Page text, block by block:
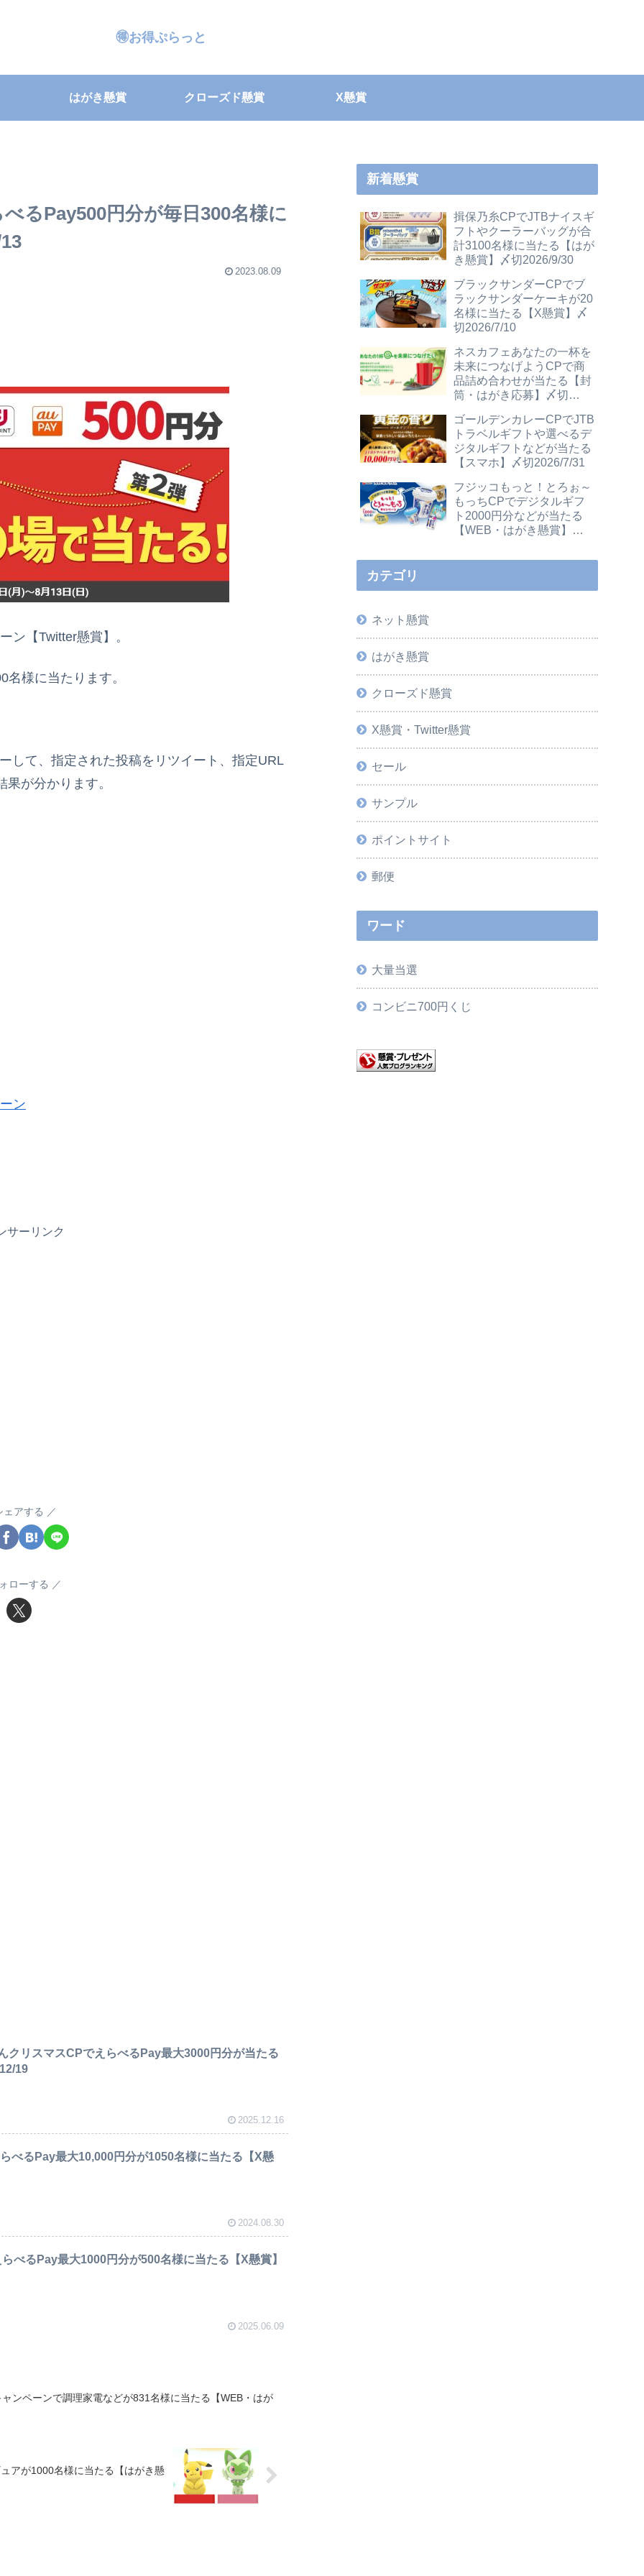
🉐お得ぷらっと
はがき懸賞 クローズド懸賞 X懸賞
るPay500円分が毎日300名様に
2023.08.09
ン【Twitter懸賞】。
様に当たります。
して、指定された投稿をリツイート、指定URL
が分かります。
ン
サーリンク
ェアする
ローする
クリスマスCPでえらべるPay最大3000円分が当たる
19
2025.12.16
べるPay最大10,000円分が1050名様に当たる【X懸
2024.08.30
べるPay最大1000円分が500名様に当たる【X懸賞】
2025.06.09
ンペーンで調理家電などが831名様に当たる【WEB・はが
アが1000名様に当たる【はがき懸
新着懸賞
揖保乃糸CPでJTBナイスギ
フトやクーラーバッグが合
計3100名様に当たる【はが
き懸賞】〆切2026/9/30
ブラックサンダーCPでブ
ラックサンダーケーキが20
名様に当たる【X懸賞】〆
切2026/7/10
ネスカフェあなたの一杯を
未来につなげようCPで商
品詰め合わせが当たる【封
筒・はがき応募】〆切
ゴールデンカレーCPでJTB
トラベルギフトや選べるデ
ジタルギフトなどが当たる
【スマホ】〆切2026/7/31
フジッコもっと！とろぉ～
もっちCPでデジタルギフ
ト2000円分などが当たる
【WEB・はがき懸賞】〆
カテゴリ
ネット懸賞
はがき懸賞
クローズド懸賞
X懸賞・Twitter懸賞
セール
サンプル
ポイントサイト
郵便
ワード
大量当選
コンビニ700円くじ